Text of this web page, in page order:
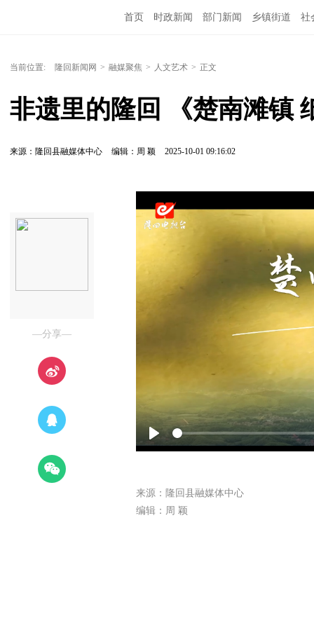
首页 时政新闻 部门新闻 乡镇街道 社
当前位置: 隆回新闻网 > 融媒聚焦 > 人文艺术 > 正文
非遗里的隆回 《楚南滩镇
来源：隆回县融媒体中心 编辑：周 颖 2025-10-01 09:16:02
—分享—
Play
来源：隆回县融媒体中心
编辑：周 颖